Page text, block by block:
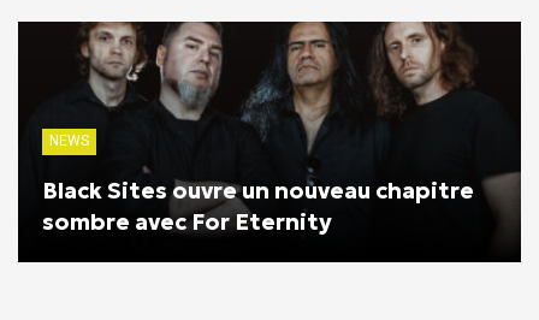
NEWS
Black Sites ouvre un nouveau chapitre
sombre avec For Eternity